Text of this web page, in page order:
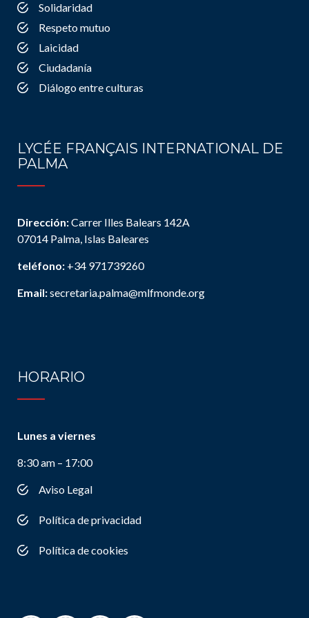
Solidaridad
Respeto mutuo
Laicidad
Ciudadanía
Diálogo entre culturas
LYCÉE FRANÇAIS INTERNATIONAL DE
PALMA
Dirección:Carrer Illes Balears 142A
07014 Palma, Islas Baleares
teléfono: +34 971739260
Email:secretaria.palma@mlfmonde.org
HORARIO
Lunes a viernes
8:30 am – 17:00
Aviso Legal
Política de privacidad
Política de cookies